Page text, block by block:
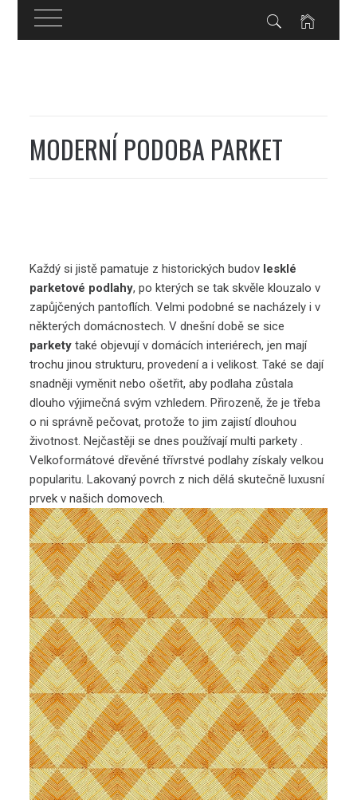
MODERNÍ PODOBA PARKET
Každý si jistě pamatuje z historických budov lesklé
parketové podlahy, po kterých se tak skvěle klouzalo v
zapůjčených pantoflích. Velmi podobné se nacházely i v
některých domácnostech. V dnešní době se sice
parkety také objevují v domácích interiérech, jen mají
trochu jinou strukturu, provedení a i velikost. Také se dají
snadněji vyměnit nebo ošetřit, aby podlaha zůstala
dlouho výjimečná svým vzhledem. Přirozeně, že je třeba
o ni správně pečovat, protože to jim zajistí dlouhou
životnost. Nejčastěji se dnes používají multi parkety
Velkoformátové dřevěné třívrstvé podlahy získaly velkou
popularitu. Lakovaný povrch z nich dělá skutečně luxusní
prvek v našich domovech.